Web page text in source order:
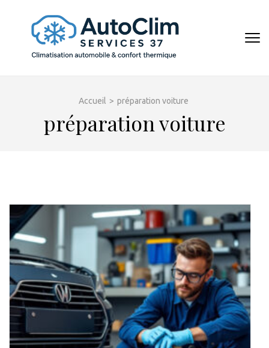
contenu
(Pressez
Accueil > préparation voiture
préparation voiture